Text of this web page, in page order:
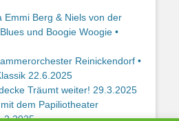
Emmi Berg & Niels von der
und Boogie Woogie •
Reinickendorf •
22.6.2025
Träumt weiter! 29.3.2025
dem Papiliotheater